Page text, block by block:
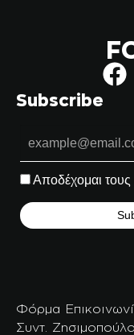
Subscribe
Αποδέχομαι τους
Φόρμα
Συντ.